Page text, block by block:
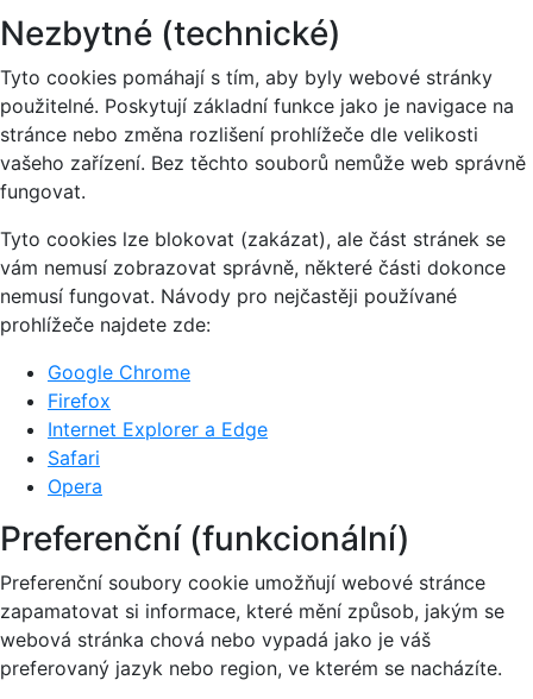
Nezbytné (technické)
Tyto cookies pomáhají s tím, aby byly webové stránky
použitelné. Poskytují základní funkce jako je navigace na
stránce nebo změna rozlišení prohlížeče dle velikosti
vašeho zařízení. Bez těchto souborů nemůže web správně
fungovat.
Tyto cookies lze blokovat (zakázat), ale část stránek se
vám nemusí zobrazovat správně, některé části dokonce
nemusí fungovat. Návody pro nejčastěji používané
prohlížeče najdete zde:
Google Chrome
Firefox
Internet Explorer a Edge
Safari
Opera
Preferenční (funkcionální)
Preferenční soubory cookie umožňují webové stránce
zapamatovat si informace, které mění způsob, jakým se
webová stránka chová nebo vypadá jako je váš
preferovaný jazyk nebo region, ve kterém se nacházíte.